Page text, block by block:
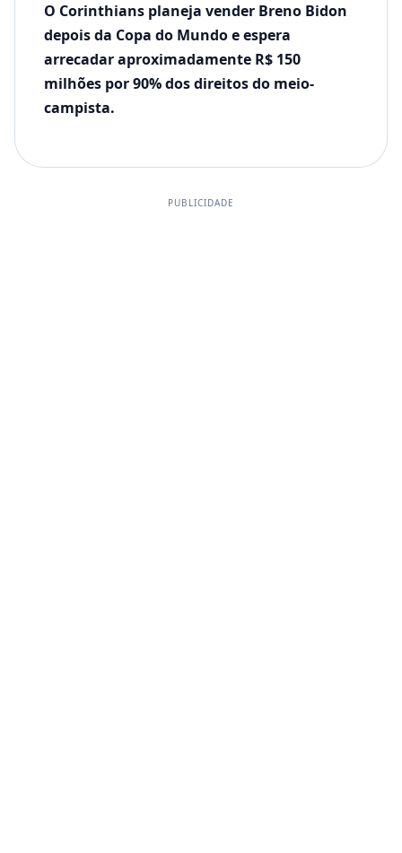
O Corinthians planeja vender Breno Bidon
depois da Copa do Mundo e espera
arrecadar aproximadamente R$ 150
milhões por 90% dos direitos do meio-
campista.
PUBLICIDADE